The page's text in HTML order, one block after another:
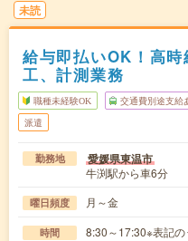
未読
給与即払いOK！高
工、計測業務
職種未経験OK 交通費別途支給
派遣
勤務地 愛媛県東温市
牛渕駅から車6分
曜日頻度 月～金
時間 8:30～17:30※表記の